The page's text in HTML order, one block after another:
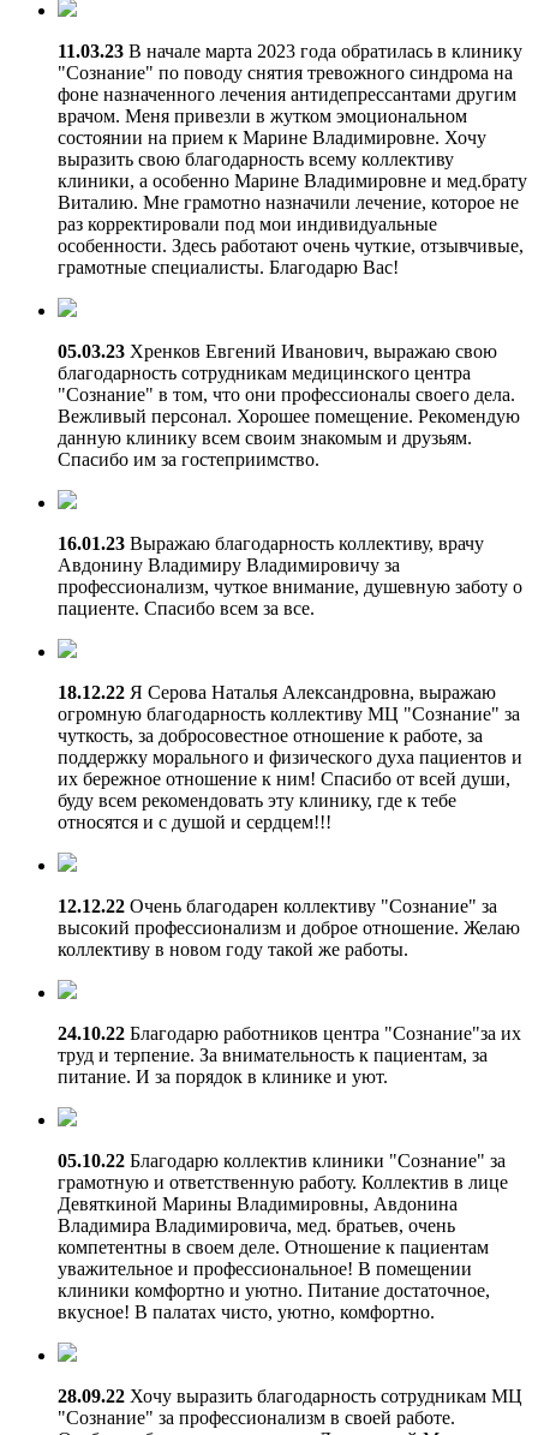
11.03.23 В начале марта 2023 года обратилась в клинику
"Сознание" по поводу снятия тревожного синдрома на
фоне назначенного лечения антидепрессантами другим
врачом. Меня привезли в жутком эмоциональном
состоянии на прием к Марине Владимировне. Хочу
выразить свою благодарность всему коллективу
клиники, а особенно Марине Владимировне и мед.брату
Виталию. Мне грамотно назначили лечение, которое не
раз корректировали под мои индивидуальные
особенности. Здесь работают очень чуткие, отзывчивые,
грамотные специалисты. Благодарю Вас!
05.03.23 Хренков Евгений Иванович, выражаю свою
благодарность сотрудникам медицинского центра
"Сознание" в том, что они профессионалы своего дела.
Вежливый персонал. Хорошее помещение. Рекомендую
данную клинику всем своим знакомым и друзьям.
Спасибо им за гостеприимство.
16.01.23 Выражаю благодарность коллективу, врачу
Авдонину Владимиру Владимировичу за
профессионализм, чуткое внимание, душевную заботу о
пациенте. Спасибо всем за все.
18.12.22 Я Серова Наталья Александровна, выражаю
огромную благодарность коллективу МЦ "Сознание" за
чуткость, за добросовестное отношение к работе, за
поддержку морального и физического духа пациентов и
их бережное отношение к ним! Спасибо от всей души,
буду всем рекомендовать эту клинику, где к тебе
относятся и с душой и сердцем!!!
12.12.22 Очень благодарен коллективу "Сознание" за
высокий профессионализм и доброе отношение. Желаю
коллективу в новом году такой же работы.
24.10.22 Благодарю работников центра "Сознание"за их
труд и терпение. За внимательность к пациентам, за
питание. И за порядок в клинике и уют.
05.10.22 Благодарю коллектив клиники "Сознание" за
грамотную и ответственную работу. Коллектив в лице
Девяткиной Марины Владимировны, Авдонина
Владимира Владимировича, мед. братьев, очень
компетентны в своем деле. Отношение к пациентам
уважительное и профессиональное! В помещении
клиники комфортно и уютно. Питание достаточное,
вкусное! В палатах чисто, уютно, комфортно.
28.09.22 Хочу выразить благодарность сотрудникам МЦ
"Сознание" за профессионализм в своей работе.